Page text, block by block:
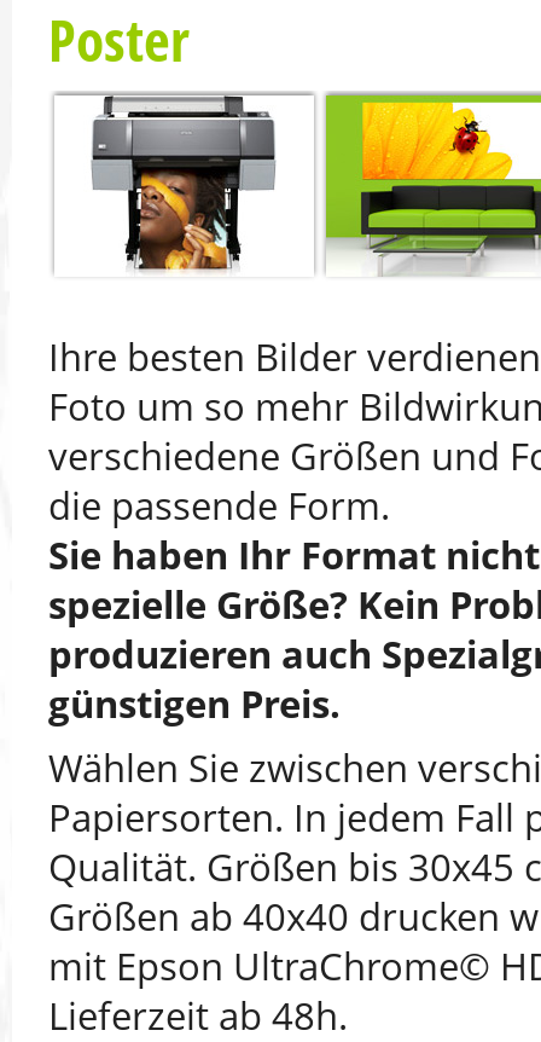
Poster
Ihre besten Bilder
Foto um so mehr
verschiedene Größen und
die passende Form.
Sie haben Ihr Format
spezielle Größe? Kein
produzieren auch
günstigen Preis.
Wählen Sie zwischen
Papiersorten. In jedem
Qualität. Größen bis 30x45
Größen ab 40x40 drucken
mit Epson UltraChrome©
Lieferzeit ab 48h.